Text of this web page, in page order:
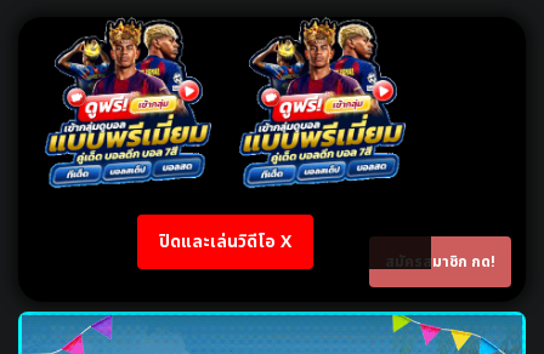
ปิดและเล่นวิดีโอ X
สมัครสมาชิก กด!